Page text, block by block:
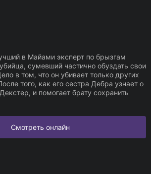
в Майами эксперт по брызгам
сумевший частично обуздать свои
в том, что он убивает только других
того, как его сестра Дебра узнает о
и помогает брату сохранить
Смотреть онлайн